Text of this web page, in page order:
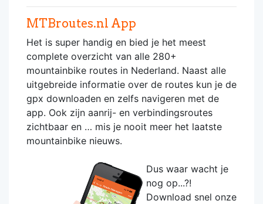
MTBroutes.nl App
Het is super handig en bied je het meest
complete overzicht van alle 280+
mountainbike routes in Nederland. Naast alle
uitgebreide informatie over de routes kun je de
gpx downloaden en zelfs navigeren met de
app. Ook zijn aanrij- en verbindingsroutes
zichtbaar en … mis je nooit meer het laatste
mountainbike nieuws.
Dus waar wacht je
nog op...?!
Download snel onze